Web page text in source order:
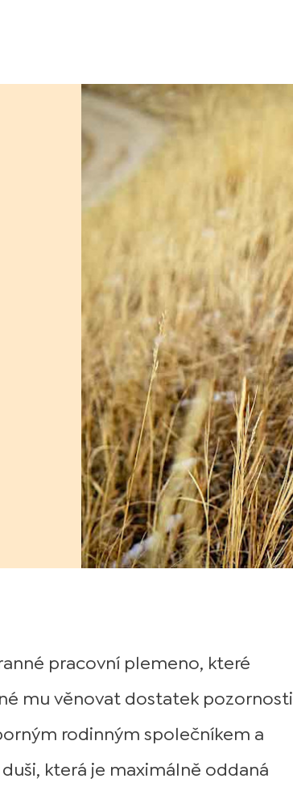
pracovní plemeno, které
mu věnovat dostatek pozornosti
rodinným společníkem a
která je maximálně oddaná